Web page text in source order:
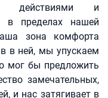
действиями и
в пределах нашей
зона комфорта
в ней, мы упускаем
мог бы предложить
замечательных,
и нас затягивает в